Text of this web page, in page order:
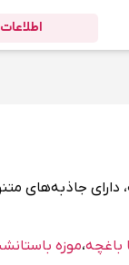
دارای جاذبه‌های
باغچه،موزه